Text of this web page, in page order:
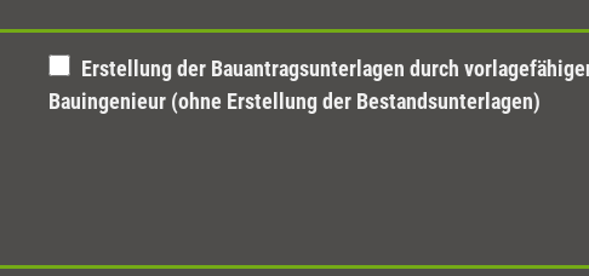
Bauingenieur (ohne Erstellung der Bestandsunterlagen)